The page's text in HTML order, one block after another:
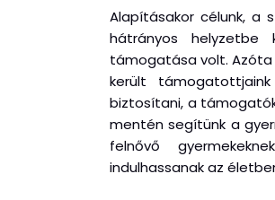
Alapításakor célunk, a
hátrányos helyzetbe
támogatása volt. Azóta
került
biztosítani, a
mentén segítünk a
felnővő
indulhassanak az